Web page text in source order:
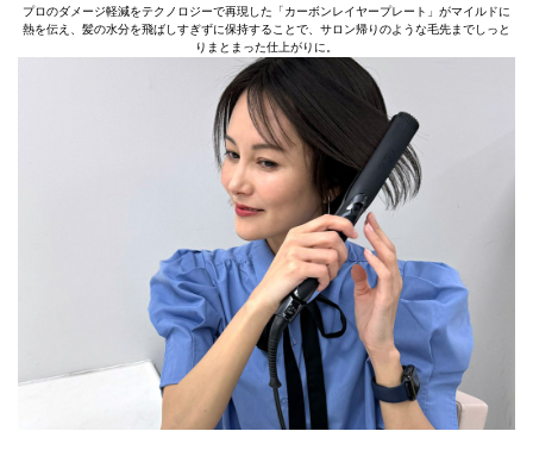
プロのダメージ軽減をテクノロジーで再現した「カーボンレイヤープレート」がマイルドに
熱を伝え、髪の水分を飛ばしすぎずに保持することで、サロン帰りのような毛先までしっと
りまとまった仕上がりに。